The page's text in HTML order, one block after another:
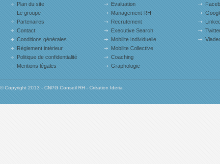
Plan du site
Le groupe
Partenaires
Contact
Conditions générales
Réglement intérieur
Politique de confidentialité
Mentions légales
Evaluation
Management RH
Recrutement
Executive Search
Mobilite Individuelle
Mobilite Collective
Coaching
Graphologie
© Copyright 2013 - CNPG Conseil RH - Création Ideria